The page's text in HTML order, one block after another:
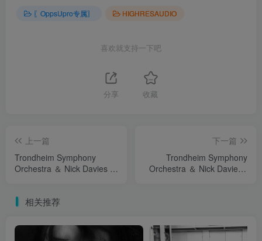
〖OppsUpro专属〗 HIGHRESAUDIO
喜欢就支持一下吧
分享 收藏
上一篇
Trondheim Symphony
Orchestra ＆ Nick Davies -
下一篇
Trondheim Symphony
Orchestra ＆ Nick Davies -
相关推荐